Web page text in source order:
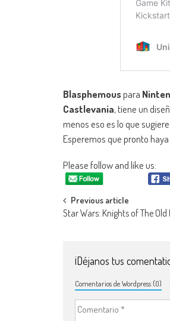
Blasphemouspara
Castlevania, tiene un
menos eso es lo que
Esperemos que pronto
Please follow and like us:
Navegación de
Previous article
Star Wars: Knights of The
¡Déjanos tus
Comentarios de Wordpress (0)